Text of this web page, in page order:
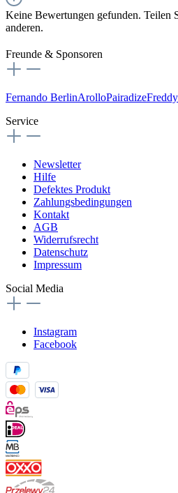
Keine Bewertungen gefunden. Teilen
anderen.
Freunde & Sponsoren
Fernando BerlinArolloPairadizeFreddy
Service
Newsletter
Hilfe
Defektes Produkt
Zahlungsbedingungen
Kontakt
AGB
Widerrufsrecht
Datenschutz
Impressum
Social Media
Instagram
Facebook